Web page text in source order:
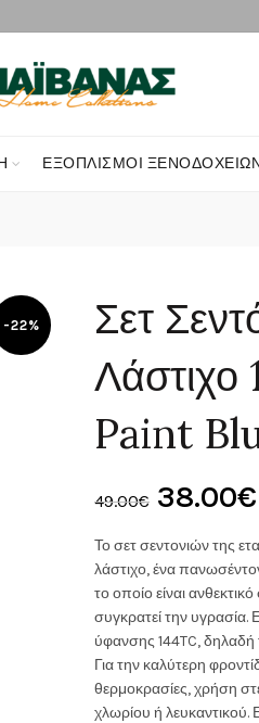
ΕΞΟΠΛΙΣΜΟΊ
-22%
Σετ
Paint
49.00€ Original
price
was:
49.00€.
38.00€
Το σετ σεντονιών της
λάστιχο, ένα
το οποίο είναι
συγκρατεί την υγρασία.
ύφανσης 144TC, δηλαδή
Για την καλύτερη
θερμοκρασίες, χρήση
χλωρίου ή λευκαντικού.